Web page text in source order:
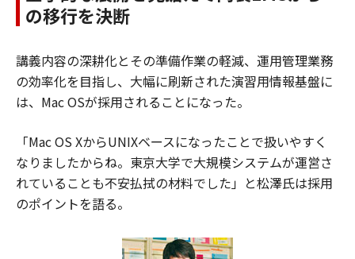
の移行を決断
講義内容の深耕化とその準備作業の軽減、運用管理業務
の効率化を目指し、大幅に刷新された演習用情報基盤に
は、Mac OSが採用されることになった。
「Mac OS XからUNIXベースになったことで扱いやすく
なりましたからね。東京大学で大規模システムが運営さ
れていることも不安払拭の材料でした」と松澤氏は採用
のポイントを語る。